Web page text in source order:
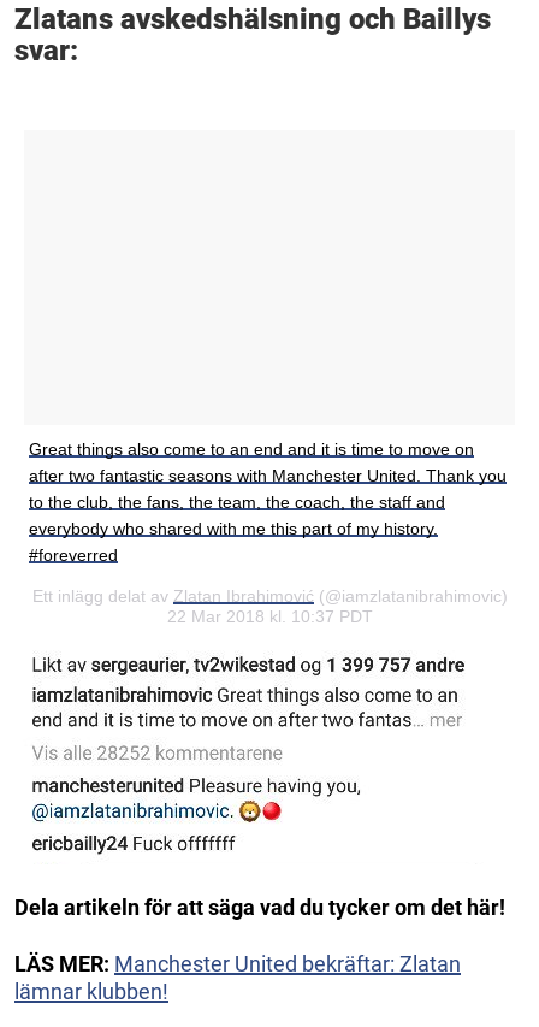
Zlatans avskedshälsning och Baillys
svar:
Great things also come to an end and it is time to move on
after two fantastic seasons with Manchester United. Thank you
to the club, the fans, the team, the coach, the staff and
everybody who shared with me this part of my history.
#foreverred
Ett inlägg delat av Zlatan Ibrahimović(@iamzlatanibrahimovic)
22 Mar 2018 kl. 10:37 PDT
Dela artikeln för att säga vad du tycker om det här!
LÄS MER: Manchester United bekräftar: Zlatan
lämnar klubben!